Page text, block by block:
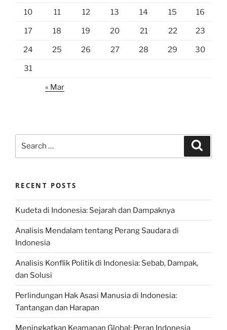
10 11 12 13 14 15 16
17 18 19 20 21 22 23
24 25 26 27 28 29 30
31
« Mar
RECENT POSTS
Kudeta di Indonesia: Sejarah dan Dampaknya
Analisis Mendalam tentang Perang Saudara di
Indonesia
Analisis Konflik Politik di Indonesia: Sebab, Dampak,
dan Solusi
Perlindungan Hak Asasi Manusia di Indonesia:
Tantangan dan Harapan
Meningkatkan Keamanan Global: Peran Indonesia